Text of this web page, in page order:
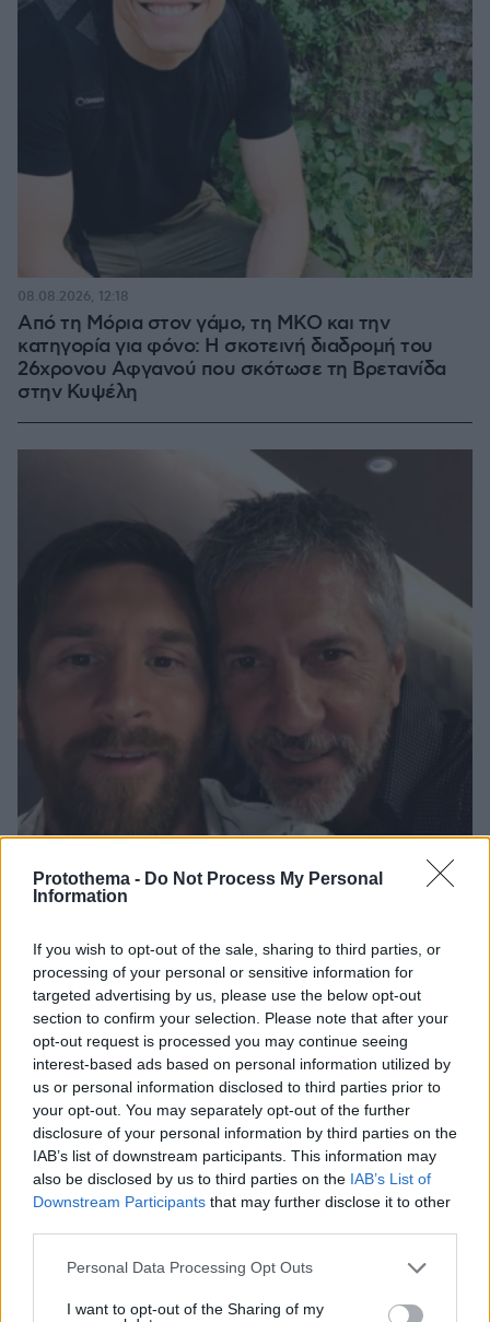
Protothema - Do Not Process My Personal
Information
If you wish to opt-out of the sale, sharing to third parties, or
processing of your personal or sensitive information for
targeted advertising by us, please use the below opt-out
section to confirm your selection. Please note that after your
opt-out request is processed you may continue seeing
interest-based ads based on personal information utilized by
us or personal information disclosed to third parties prior to
your opt-out. You may separately opt-out of the further
disclosure of your personal information by third parties on the
IAB’s list of downstream participants. This information may
also be disclosed by us to third parties on the IAB’s List of
Downstream Participants that may further disclose it to other
Please note that this website/app uses one or more Google
not limited to your visit or usage behaviour. You may click to
Personal Data Processing Opt Outs
I want to opt-out of the Sharing of my
Από τη Μόρια στον γάμο, τη ΜΚΟ και την
κατηγορία για φόνο: Η σκοτεινή διαδρομή του
26χρονου Αφγανού που σκότωσε τη Βρετανίδα
στην Κυψέλη
08.08.2026, 12:18
Θρήνος για τον Μέσι: Πέθανε στα 68 του χρόνια ο
πατέρας του, Χόρχε - Υπήρξε ο μέντορας και
ατζέντης του μέχρι την τελευταία στιγμή
Συνέντευξη ποταμός του Χάντερ
Μπάιντεν: Ο πατέρας μου έχει
μεταστάσεις στα οστά - Έπινα 4 λίτρα
βότκα τη μέρα, κάπνιζα κρακ κάθε 15
λεπτά
08.08.2026, 14:25 32
τηλεγραφήματά τους από τη Μικρά